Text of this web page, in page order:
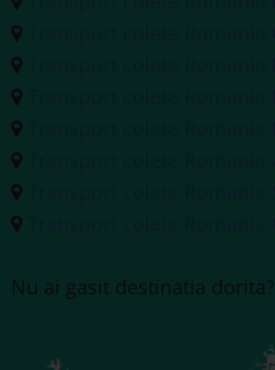
Nu ai gasit destinatia dorita?